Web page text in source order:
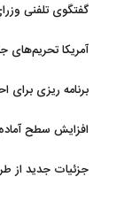
گفتگوی تلفنی
آمریکا تحریم‌های
برنامه ریزی
افزایش سطح
جزئیات جدید از